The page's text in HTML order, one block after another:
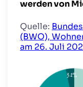
werden von
Quelle:
(BWO),
am 26. Juli